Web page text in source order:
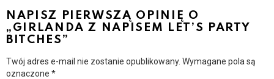
NAPISZ PIERWSZĄ OPINIĘ O
„GIRLANDA Z NAPISEM LET’S PARTY
BITCHES”
Twój adres e-mail nie zostanie opublikowany. Wymagane pola są
oznaczone *